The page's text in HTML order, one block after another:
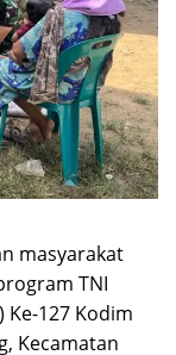
masyarakat
TNI
Ke-127 Kodim
Kecamatan